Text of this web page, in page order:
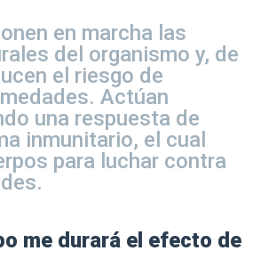
en marcha las
del organismo y, de
el riesgo de
Actúan
una respuesta de
inmunitario, el cual
para luchar contra
me durará el efecto de